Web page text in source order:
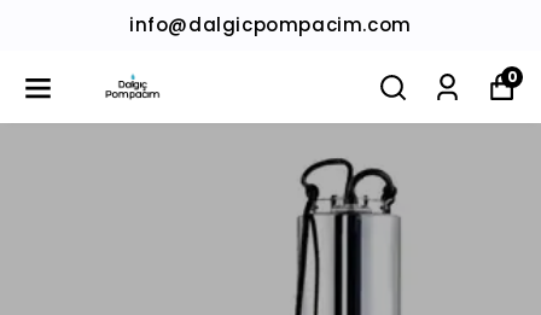
info@dalgicpompacim.com
0